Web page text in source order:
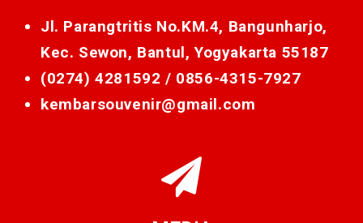
Jl. Parangtritis No.KM.4, Bangunharjo,
Kec. Sewon, Bantul, Yogyakarta 55187
(0274) 4281592 / 0856-4315-7927
kembarsouvenir@gmail.com